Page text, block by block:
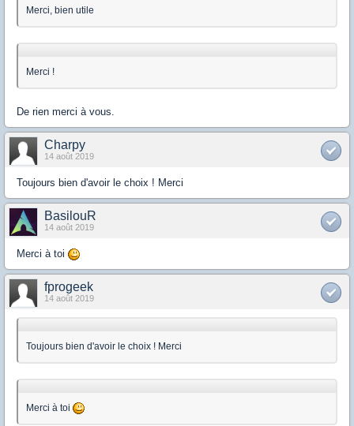
Merci, bien utile
Merci !
De rien merci à vous.
Charpy
14 août 2019
Toujours bien d'avoir le choix ! Merci
BasilouR
14 août 2019
Merci à toi
fprogeek
14 août 2019
Toujours bien d'avoir le choix ! Merci
Merci à toi